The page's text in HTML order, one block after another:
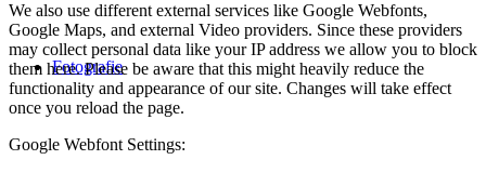
Fotografie
We also use different external services like Google Webfonts,
Google Maps, and external Video providers. Since these providers
may collect personal data like your IP address we allow you to block
them here. Please be aware that this might heavily reduce the
functionality and appearance of our site. Changes will take effect
once you reload the page.
Google Webfont Settings: